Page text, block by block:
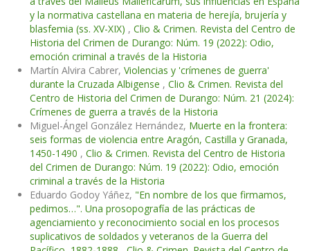
y la normativa castellana en materia de herejía, brujería y
blasfemia (ss. XV-XIX) , Clio & Crimen. Revista del Centro de
Historia del Crimen de Durango: Núm. 19 (2022): Odio,
emoción criminal a través de la Historia
Martín Alvira Cabrer, Violencias y 'crímenes de guerra'
durante la Cruzada Albigense , Clio & Crimen. Revista del
Centro de Historia del Crimen de Durango: Núm. 21 (2024):
Crímenes de guerra a través de la Historia
Miguel-Ángel González Hernández, Muerte en la frontera:
seis formas de violencia entre Aragón, Castilla y Granada,
1450-1490 , Clio & Crimen. Revista del Centro de Historia
del Crimen de Durango: Núm. 19 (2022): Odio, emoción
criminal a través de la Historia
Eduardo Godoy Yáñez, "En nombre de los que firmamos,
pedimos…". Una prosopografía de las prácticas de
agenciamiento y reconocimiento social en los procesos
suplicativos de soldados y veteranos de la Guerra del